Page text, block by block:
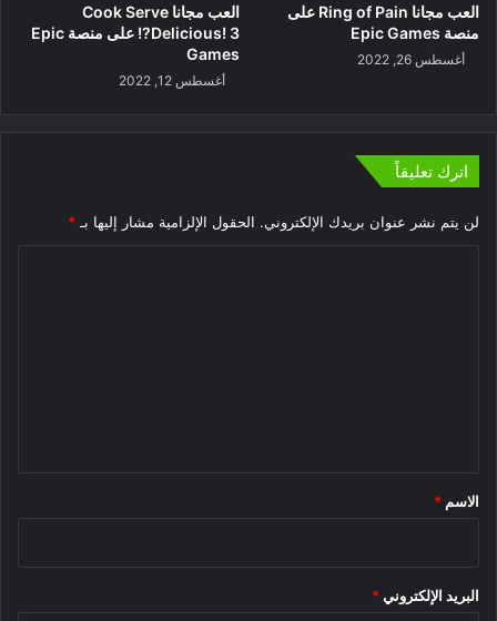
العب مجانا Ring of Pain على
منصة Epic Games
أغسطس 26, 2022
العب مجانا Cook Serve
Delicious! 3?! على منصة Epic
Games
أغسطس 12, 2022
اترك تعليقاً
لن يتم نشر عنوان بريدك الإلكتروني. الحقول الإلزامية مشار إليها بـ *
*
الاسم *
البريد الإلكتروني *